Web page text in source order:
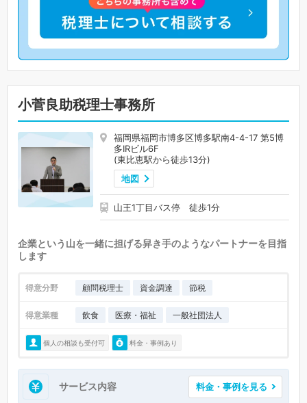
小菅良助税理士事務所
福岡県福岡市博多区博多駅南4-4-17 第5博
多IRビル6F
(東比恵駅から徒歩13分)
地図
山王1丁目バス停 徒歩1分
企業という山を一緒に担げる舁き手のようなパートナーを目指
します
得意分野 顧問税理士 資金調達 節税
得意業種 飲食 医療・福祉 一般社団法人
個人の相談も受付可 料金・事例あり
サービス内容 料金・事例を見る